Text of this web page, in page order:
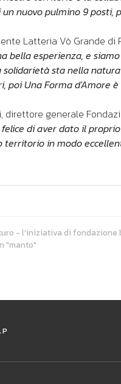
nuovo pulmino 9 posti,
Latteria Vò Grande di
bella esperienza, e
sta nella
poi Una Forma
direttore generale
felice di aver dato il
in modo
- l'iniziativa di fondazione
"manto"